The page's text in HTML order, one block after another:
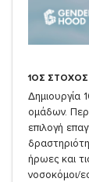
1ΟΣ ΣΤΟΧΟΣ
Δημιουργία
ομάδων.
επιλογή
ήρωες και
νοσοκόμοι/